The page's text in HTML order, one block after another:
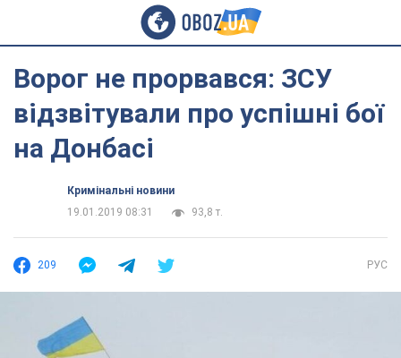
Ворог не прорвався: ЗСУ
відзвітували про успішні бої
на Донбасі
Кримінальні новини
19.01.2019 08:31
93,8 т.
209 РУС